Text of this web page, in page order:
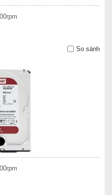
So sánh